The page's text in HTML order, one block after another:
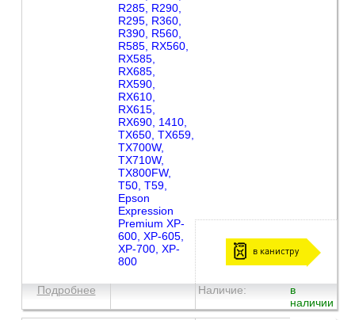
R285, R290,
R295, R360,
R390, R560,
R585, RX560,
RX585,
RX685,
RX590,
RX610,
RX615,
RX690, 1410,
TX650, TX659,
TX700W,
TX710W,
TX800FW,
T50, T59,
Epson
Expression
Premium XP-
600, XP-605,
XP-700, XP-
800
в канистру
Подробнее Наличие:
в
наличии